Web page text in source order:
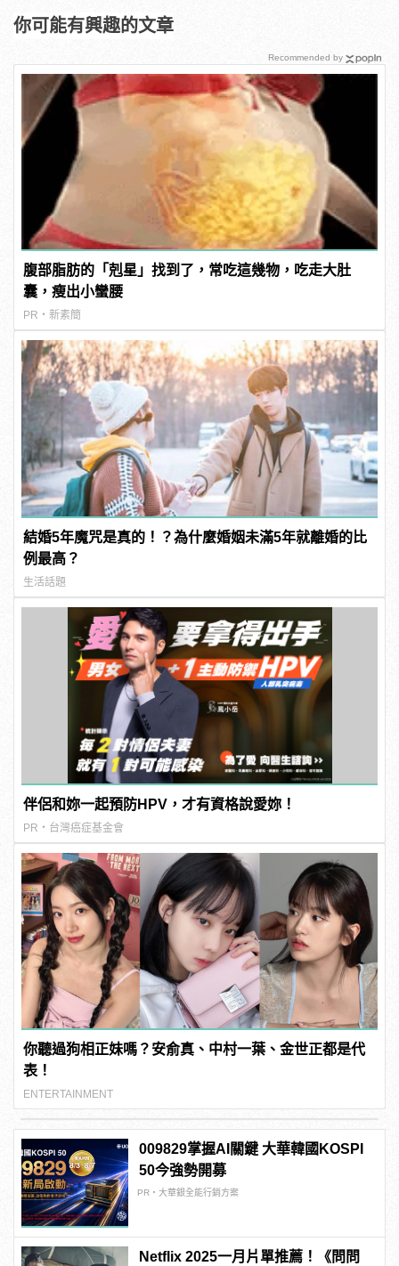
你可能有興趣的文章
腹部脂肪的「剋星」找到了，常吃這幾物，吃走大肚
囊，瘦出小蠻腰
PR・新素簡
結婚5年魔咒是真的！？為什麼婚姻未滿5年就離婚的比
例最高？
生活話題
伴侶和妳一起預防HPV，才有資格說愛妳！
PR・台灣癌症基金會
你聽過狗相正妹嗎？安俞真、中村一葉、金世正都是代
表！
ENTERTAINMENT
009829掌握AI關鍵 大華韓國KOSPI
50今強勢開募
PR・大華銀全能行銷方案
Netflix 2025一月片單推薦！《問問
Recommended by